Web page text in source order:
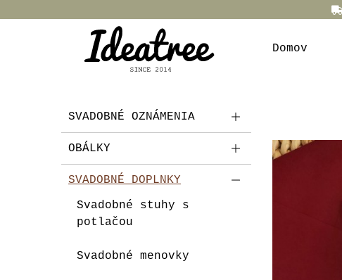
Domov
SVADOBNÉ OZNÁMENIA
OBÁLKY
SVADOBNÉ DOPLNKY
Svadobné stuhy s
potlačou
Svadobné menovky